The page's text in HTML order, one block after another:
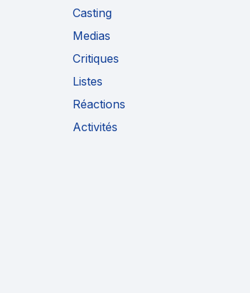
Casting
Medias
Critiques
Listes
Réactions
Activités